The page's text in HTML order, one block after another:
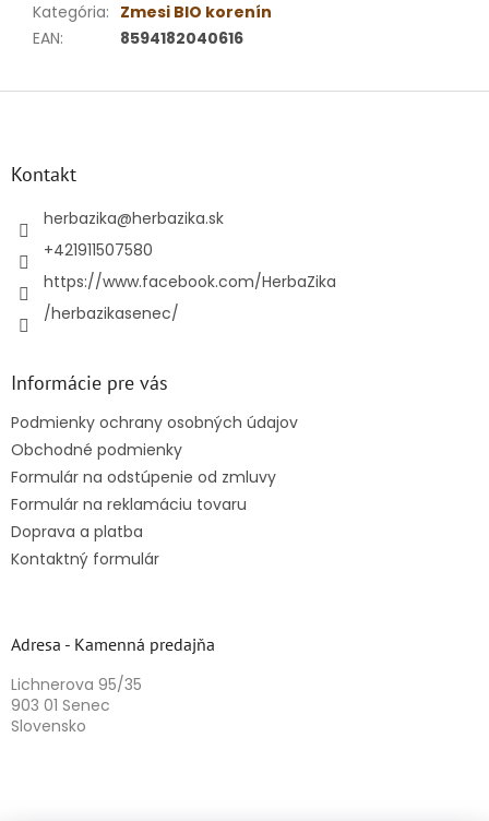
Kategória: Zmesi BIO korenín
EAN: 8594182040616
Kontakt
herbazika@herbazika.sk
+421911507580
https://www.facebook.com/HerbaZika
/herbazikasenec/
Informácie pre vás
Podmienky ochrany osobných údajov
Obchodné podmienky
Formulár na odstúpenie od zmluvy
Formulár na reklamáciu tovaru
Doprava a platba
Kontaktný formulár
Adresa - Kamenná predajňa
Lichnerova 95/35
903 01 Senec
Slovensko